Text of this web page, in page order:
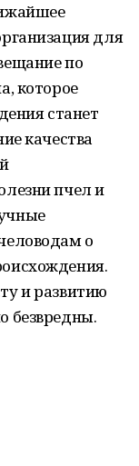
для
по
которое
станет
качества
пчел и
о
и развитию
безвредны.